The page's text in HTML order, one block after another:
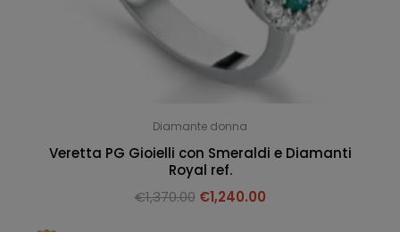
Diamante donna
Veretta PG Gioielli con Smeraldi e Diamanti
Royal ref.
€1,370.00 €1,240.00